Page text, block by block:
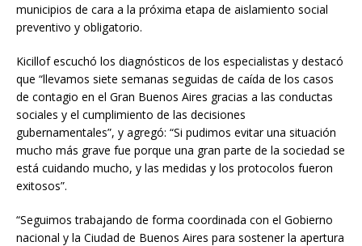
municipios de cara a la próxima etapa de aislamiento social
preventivo y obligatorio.
Kicillof escuchó los diagnósticos de los especialistas y destacó
que “llevamos siete semanas seguidas de caída de los casos
de contagio en el Gran Buenos Aires gracias a las conductas
sociales y el cumplimiento de las decisiones
gubernamentales”, y agregó: “Si pudimos evitar una situación
mucho más grave fue porque una gran parte de la sociedad se
está cuidando mucho, y las medidas y los protocolos fueron
exitosos”.
“Seguimos trabajando de forma coordinada con el Gobierno
nacional y la Ciudad de Buenos Aires para sostener la apertura